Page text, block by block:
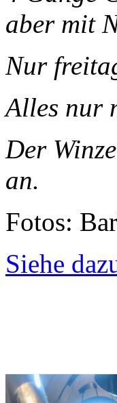
aber mit
Nur
Alles nur
Der
an.
Fotos:
Siehe